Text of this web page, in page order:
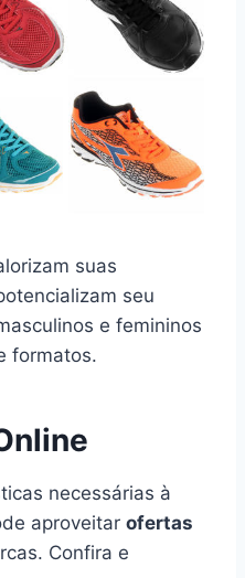
suas
seu
e femininos
formatos.
necessárias à
aproveitar ofertas
Confira e